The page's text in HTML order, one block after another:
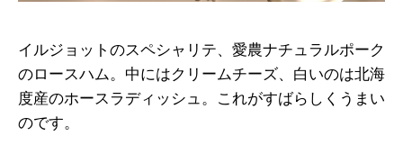
イルジョットのスペシャリテ、愛農ナチュラルポーク
のロースハム。中にはクリームチーズ、白いのは北海
度産のホースラディッシュ。これがすばらしくうまい
のです。